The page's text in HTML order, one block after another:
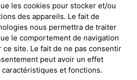
les cookies pour stocker et/ou
des appareils. Le fait de
nous permettra de traiter
le comportement de navigation
ce site. Le fait de ne pas consentir
peut avoir un effet
et fonctions.
ENVOYER